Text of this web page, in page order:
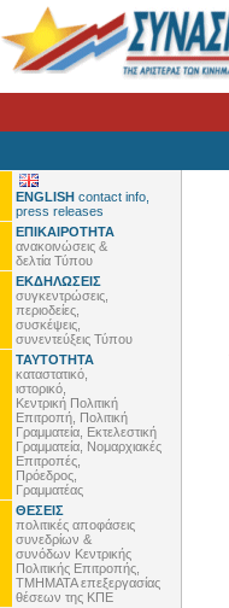
ENGLISH contact info,
press releases
ΕΠΙΚΑΙΡΟΤΗΤΑ
ανακοινώσεις &
δελτία Τύπου
ΕΚΔΗΛΩΣΕΙΣ
συγκεντρώσεις,
περιοδείες,
συσκέψεις,
συνεντεύξεις Τύπου
ΤΑΥΤΟΤΗΤΑ
καταστατικό,
ιστορικό,
Κεντρική Πολιτική
Επιτροπή, Πολιτική
Γραμματεία, Εκτελεστική
Γραμματεία, Νομαρχιακές
Επιτροπές,
Πρόεδρος,
Γραμματέας
ΘΕΣΕΙΣ
πολιτικές αποφάσεις
συνεδρίων &
συνόδων Κεντρικής
Πολιτικής Επιτροπής,
ΤΜΗΜΑΤΑ επεξεργασίας
θέσεων της ΚΠΕ